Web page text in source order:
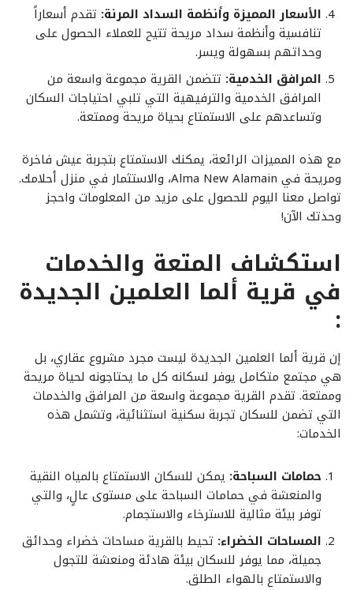
الأسعار المميزة وأنظمة السداد المرنة: تقدم أسعاراً
تنافسية وأنظمة سداد مريحة تتيح للعملاء الحصول على
وحداتهم بسهولة ويسر.
المرافق الخدمية: تتضمن القرية مجموعة واسعة من
المرافق الخدمية والترفيهية التي تلبي احتياجات السكان
وتساعدهم على الاستمتاع بحياة مريحة وممتعة.
مع هذه المميزات الرائعة، يمكنك الاستمتاع بتجربة عيش فاخرة
ومريحة في Alma New Alamain، والاستثمار في منزل أحلامك.
تواصل معنا اليوم للحصول على مزيد من المعلومات واحجز
وحدتك الآن!
استكشاف المتعة والخدمات
في قرية ألما العلمين الجديدة
:
إن قرية ألما العلمين الجديدة ليست مجرد مشروع عقاري، بل
هي مجتمع متكامل يوفر لسكانه كل ما يحتاجونه لحياة مريحة
وممتعة. تقدم القرية مجموعة واسعة من المرافق والخدمات
التي تضمن للسكان تجربة سكنية استثنائية، وتشمل هذه
الخدمات:
حمامات السباحة: يمكن للسكان الاستمتاع بالمياه النقية
والمنعشة في حمامات السباحة على مستوى عالٍ، والتي
توفر بيئة مثالية للاسترخاء والاستجمام.
المساحات الخضراء: تحيط بالقرية مساحات خضراء وحدائق
جميلة، مما يوفر للسكان بيئة هادئة ومنعشة للتجول
والاستمتاع بالهواء الطلق.